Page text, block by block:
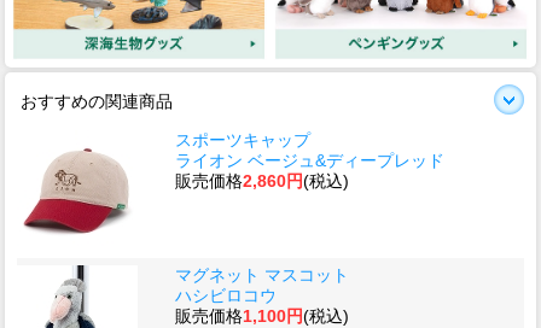
おすすめの関連商品
スポーツキャップ
ライオン ベージュ&ディープレッド
販売価格2,860円(税込)
マグネット マスコット
ハシビロコウ
販売価格1,100円(税込)